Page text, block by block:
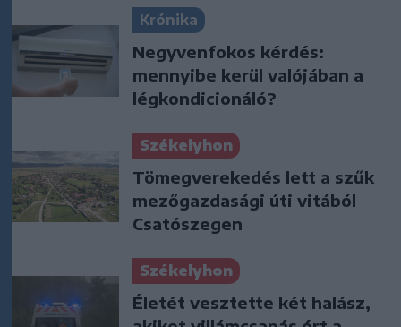
Krónika
Negyvenfokos kérdés:
mennyibe kerül valójában a
légkondicionáló?
Székelyhon
Tömegverekedés lett a szűk
mezőgazdasági úti vitából
Csatószegen
Székelyhon
Életét vesztette két halász,